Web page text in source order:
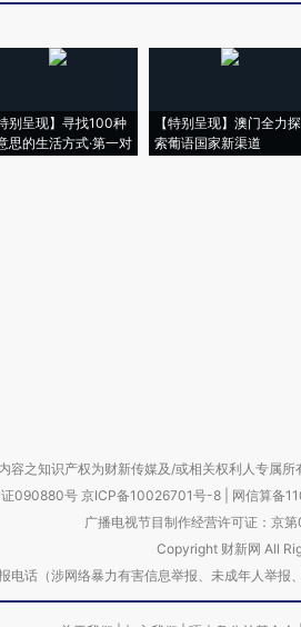
特别呈现】寻找100种
思的生活方式·第一对
【特别呈现】澳门全力探
索葡语国家新渠道
容之知识产权为财新传媒及/或相关权利人专属
090880号 京ICP备10026701号-8 网信算备
广播电视节目制作经营许可证：京
Copyright 财新网 All
电话（涉网络暴力有害信息举报、未成年人